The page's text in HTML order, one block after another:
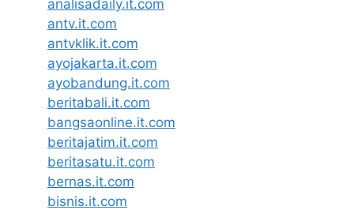
analisadaily.it.com
antv.it.com
antvklik.it.com
ayojakarta.it.com
ayobandung.it.com
beritabali.it.com
bangsaonline.it.com
beritajatim.it.com
beritasatu.it.com
bernas.it.com
bisnis.it.com